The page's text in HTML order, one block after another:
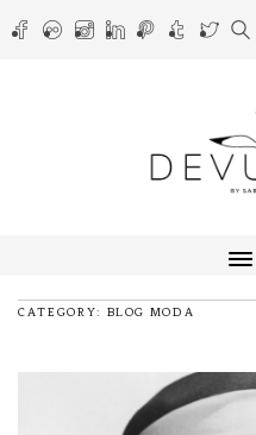
CATEGORY: BLOG MODA